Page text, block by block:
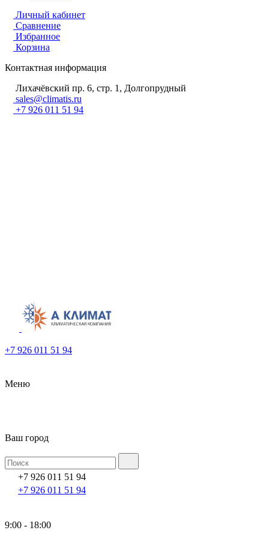
Личный кабинет
Сравнение
Избранное
Корзина
Контактная информация
Лихачёвский пр. 6, стр. 1, Долгопрудный
sales@climatis.ru
+7 926 011 51 94
+7 926 011 51 94
Меню
Ваш город
+7 926 011 51 94
+7 926 011 51 94
9:00 - 18:00